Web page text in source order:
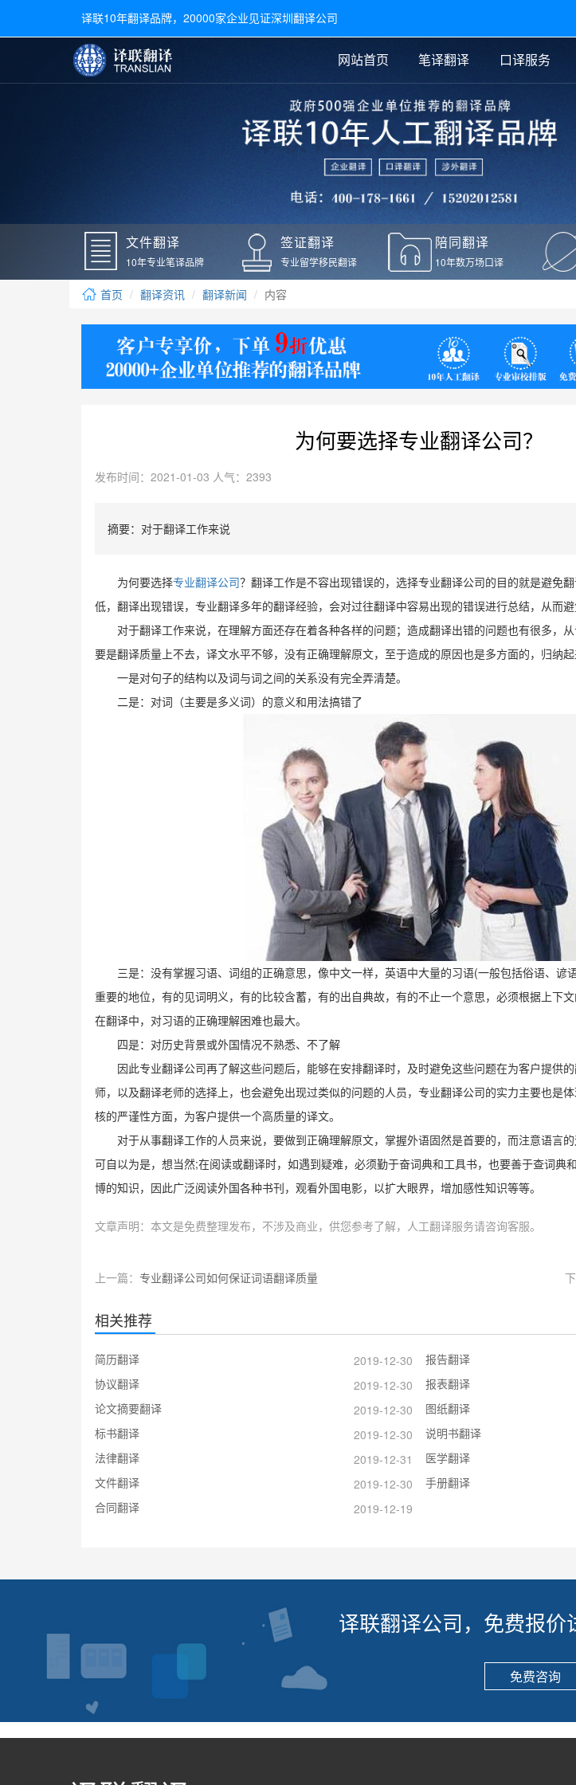
译联10年翻译品牌，20000家企业见证深圳翻译公司
网站首页 笔译翻译
文件翻译 医学翻译 法律翻译 说明书翻译
口译服务
广交会翻译 交替传译 同声传译
常用语种翻译
日语翻译
德语翻译
老挝语翻译 泰语翻译
葡萄牙语翻译
毕业证翻译
户口本翻译
学位证翻译
身份证翻译
签证材料翻译
银行流水翻译
驾照翻译
疫苗本翻译
新冠疫苗接种证明翻译
核酸检测报告英文版翻
译
证件翻译报价
签证翻译
口译新闻
翻译新闻
文件翻译
10年专业笔译品牌
签证翻译
专业留学移民翻译
陪同翻译
10年数万场口译
首页 翻译资讯 翻译新闻 内容
为何要选择专业翻译公司？
发布时间：2021-01-03 人气：2393
摘要：对于翻译工作来说
为何要选择专业翻译公司 ？翻译工作是不容出现错误的，选择专业翻译公司的目的就是避免
低，翻译出现错误，专业翻译多年的翻译经验，会对过往翻译中容易出现的错误进行总结，从而避
对于翻译工作来说，在理解方面还存在着各种各样的问题；造成翻译出错的问题也有很多，
要是翻译质量上不去，译文水平不够，没有正确理解原文，至于造成的原因也是多方面的，归纳
一是对句子的结构以及词与词之间的关系没有完全弄清楚。
二是：对词（主要是多义词）的意义和用法搞错了
三是：没有掌握习语、词组的正确意思，像中文一样，英语中大量的习语(一般包括俗语、谚
重要的地位，有的见词明义，有的比较含蓄，有的出自典故，有的不止一个意思，必须根据上下
在翻译中，对习语的正确理解困难也最大。
四是：对历史背景或外国情况不熟悉、不了解
因此专业翻译公司再了解这些问题后，能够在安排翻译时，及时避免这些问题在为客户提供
师，以及翻译老师的选择上，也会避免出现过类似的问题的人员，专业翻译公司的实力主要也是
核的严谨性方面，为客户提供一个高质量的译文。
对于从事翻译工作的人员来说，要做到正确理解原文，掌握外语固然是首要的，而注意语言
可自以为是，想当然;在阅读或翻译时，如遇到疑难，必须勤于奋词典和工具书，也要善于查词典
博的知识，因此广泛阅读外国各种书刊，观看外国电影，以扩大眼界，增加感性知识等等。
文章声明：本文是免费整理发布，不涉及商业，供您参考了解，人工翻译服务请咨询客服。
上一篇： 专业翻译公司如何保证词语翻译质量
相关推荐
简历翻译 2019-12-30 报告翻译
协议翻译
2019-12-30 报表翻译
论文摘要翻译
2019-12-30 图纸翻译
标书翻译
2019-12-30 说明书翻译
法律翻译
2019-12-31 医学翻译
文件翻译
2019-12-30 手册翻译
合同翻译
2019-12-19
译联翻译公司，免费报
免费咨询